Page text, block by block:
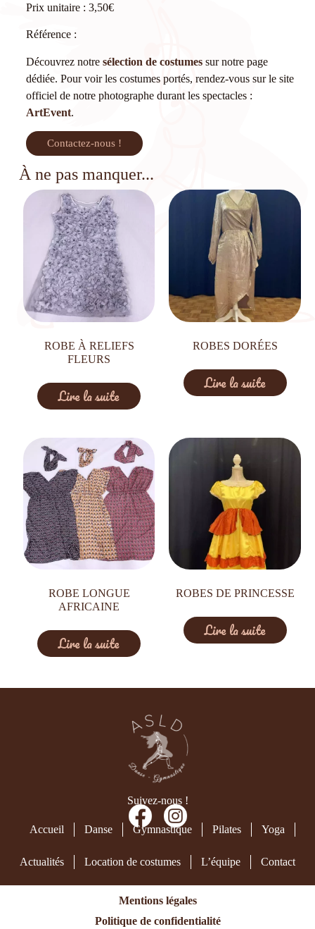
Prix unitaire : 3,50€
Référence :
Découvrez notre sélection de costumessur notre page
dédiée. Pour voir les costumes portés, rendez-vous sur le site
officiel de notre photographe durant les spectacles :
ArtEvent.
Contactez-nous !
À ne pas manquer...
ROBE À RELIEFS
FLEURS
Lire la suite
ROBES DORÉES
Lire la suite
ROBE LONGUE
AFRICAINE
Lire la suite
ROBES DE PRINCESSE
Lire la suite
Suivez-nous !
Accueil Danse Gymnastique Pilates Yoga
Actualités Location de costumes L’équipe Contact
Mentions légales
Politique de confidentialité